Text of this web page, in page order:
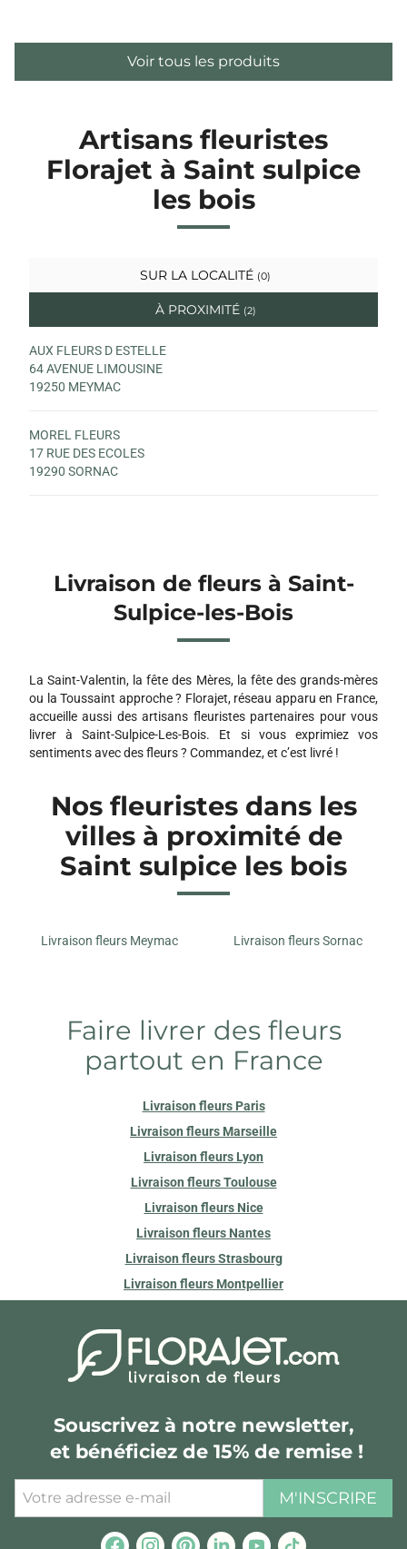
Voir tous les produits
Artisans fleuristes
Florajet à Saint sulpice
les bois
SUR LA LOCALITÉ (0)
À PROXIMITÉ (2)
AUX FLEURS D ESTELLE
64 AVENUE LIMOUSINE
19250 MEYMAC
MOREL FLEURS
17 RUE DES ECOLES
19290 SORNAC
Livraison de fleurs à Saint-
Sulpice-les-Bois
La Saint-Valentin, la fête des Mères, la fête des grands-mères
ou la Toussaint approche ? Florajet, réseau apparu en France,
accueille aussi des artisans fleuristes partenaires pour vous
livrer à Saint-Sulpice-Les-Bois. Et si vous exprimiez vos
sentiments avec des fleurs ? Commandez, et c’est livré !
Nos fleuristes dans les
villes à proximité de
Saint sulpice les bois
Livraison fleurs Meymac Livraison fleurs Sornac
Faire livrer des fleurs
partout en France
Livraison fleurs Paris
Livraison fleurs Marseille
Livraison fleurs Lyon
Livraison fleurs Toulouse
Livraison fleurs Nice
Livraison fleurs Nantes
Livraison fleurs Strasbourg
Livraison fleurs Montpellier
Souscrivez à notre newsletter,
et bénéficiez de 15% de remise !
M'INSCRIRE